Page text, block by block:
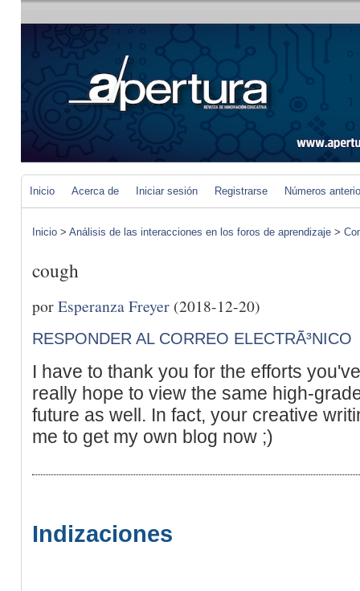
Inicio Acerca de Iniciar sesión Registrarse Números
Inicio > Análisis de las interacciones en los foros de aprendizaje >
cough
porEsperanza Freyer (2018-12-20)
RESPONDER AL CORREO ELECTRÃ³NICO
I have to thank you for the efforts
really hope to view the same high-
future as well. In fact, your creative
me to get my own blog now ;)
Indizaciones